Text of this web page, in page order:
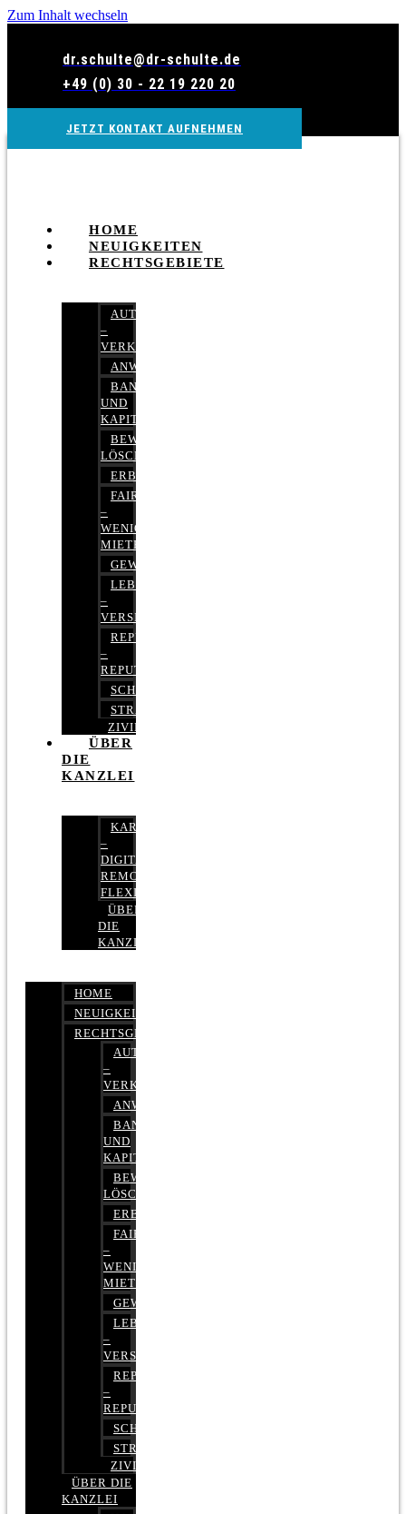
Zum Inhalt wechseln
dr.schulte@dr-schulte.de
+49 (0) 30 - 22 19 220 20
JETZT KONTAKT AUFNEHMEN
HOME
NEUIGKEITEN
RECHTSGEBIETE
AUTOBETRUG
–
VERKEHRSRECHT
ANWALTSHAFTUNGSRECHT
BANK-
UND
KAPITALMARKTRECHT
BEWERTUNGEN
LÖSCHEN
ERBRECHT
FAIRMIETEN
–
WENIGER
MIETE
GEWERBERECHT
LEBENSVERSICHERUNG
–
VERSICHERUNGSRECHT
REPUTATIONSRECHT
–
REPUTATIONSMANAGEMENT
SCHUFARECHT
STRAFRECHT
ZIVILRECHT
ÜBER
DIE
KANZLEI
KARRIERE
–
DIGITAL,
REMOTE,
FLEXIBEL
ÜBER
DIE
KANZLEI
HOME
NEUIGKEITEN
RECHTSGEBIETE
AUTOBETRUG
–
VERKEHRSRECHT
ANWALTSHAFTUNGSRECHT
BANK-
UND
KAPITALMARKTRECHT
BEWERTUNGEN
LÖSCHEN
ERBRECHT
FAIRMIETEN
–
WENIGER
MIETE
GEWERBERECHT
LEBENSVERSICHERUNG
–
VERSICHERUNGSRECHT
REPUTATIONSRECHT
–
REPUTATIONSMANAGEMENT
SCHUFARECHT
STRAFRECHT
ZIVILRECHT
ÜBER DIE
KANZLEI